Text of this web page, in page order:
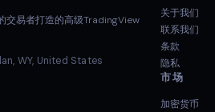
交易者打造的高级TradingView
WY, United States
关于我们
联系我们
条款
隐私
市场
加密货币